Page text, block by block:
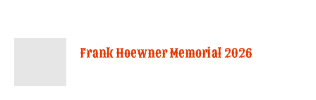
Frank Hoewner Memorial 2026